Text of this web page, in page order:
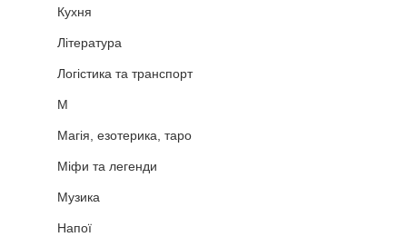
Кухня
Література
Логістика та транспорт
М
Магія, езотерика, таро
Міфи та легенди
Музика
Напої